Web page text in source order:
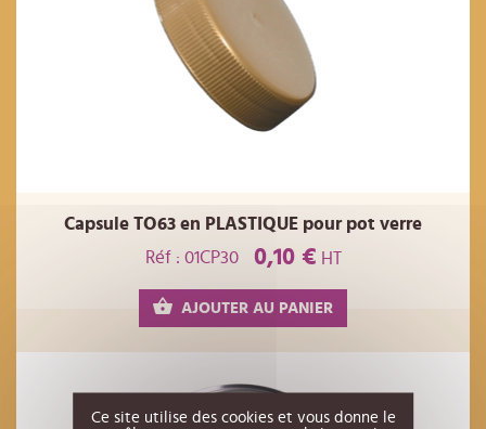
Capsule TO63 en PLASTIQUE pour pot verre
Réf : 01CP30
0,10 € HT
AJOUTER AU PANIER
Ce site utilise des cookies et vous donne le